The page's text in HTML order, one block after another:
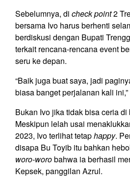
Sebelumnya, di check point2
bersama Ivo harus berhenti
berdiskusi dengan Bupati
terkait rencana-rencana event
seru ke depan.
“Baik juga buat saya, jadi
biasa banget perjalanan kali
Bukan Ivo jika tidak bisa ceria
Meskipun lelah usai
2023, Ivo terlihat tetaphappy.
disapa Bu Toyib itu bahkan
woro-worobahwa ia berhasil
Kepsek, panggilan Azrul.